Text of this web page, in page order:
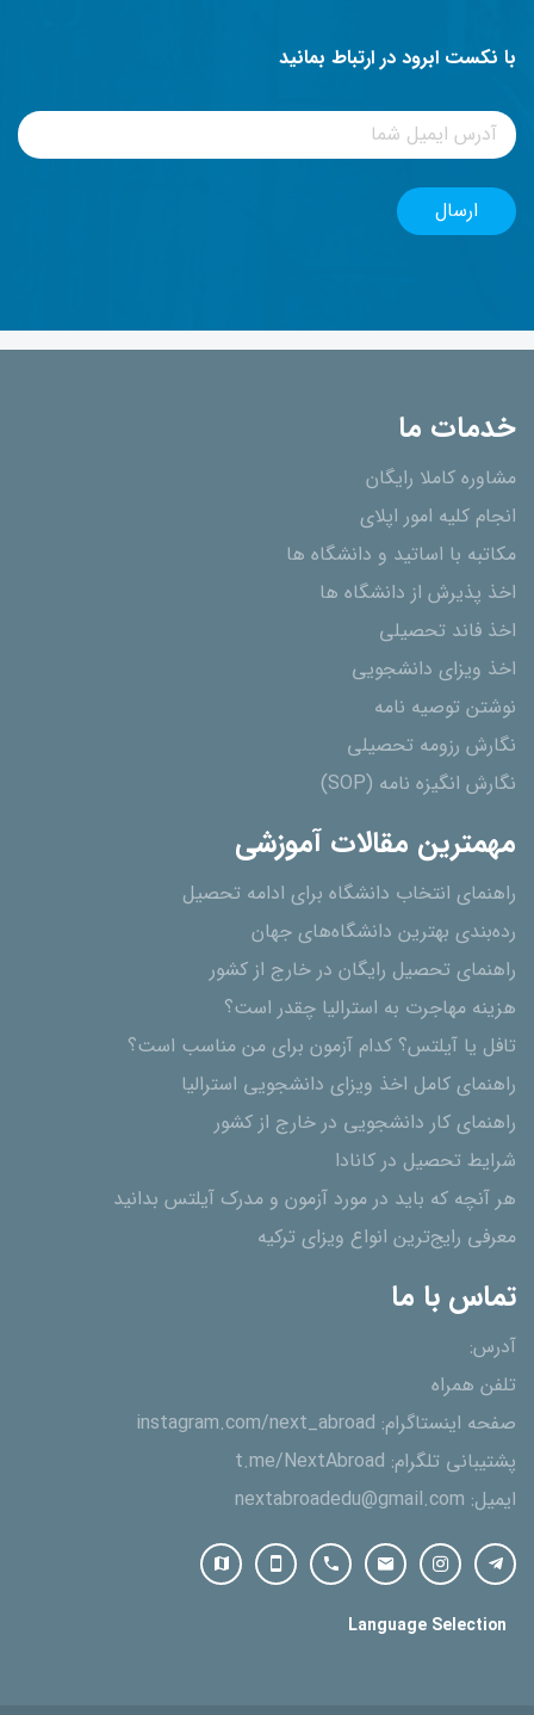
با نکست ابرود در ارتباط بمانید
خدمات ما
مشاوره کاملا رایگان
انجام کلیه امور اپلای
مکاتبه با اساتید و دانشگاه ها
اخذ پذیرش از دانشگاه ھا
اخذ فاند تحصیلی
اخذ ویزای دانشجویی
نوشتن توصیه نامه
نگارش رزومه تحصیلی
نگارش انگیزه نامه (SOP)
مهمترین مقالات آموزشی
راهنمای انتخاب دانشگاه برای ادامه تحصیل
رده‌بندی بهترین دانشگاه‌های جهان
راهنمای تحصیل رایگان در خارج از کشور
هزینه مهاجرت به استرالیا چقدر است؟
تافل یا آیلتس؟ کدام آزمون برای من مناسب است؟
راهنمای کامل اخذ ویزای دانشجویی استرالیا
راهنمای کار دانشجویی در خارج از کشور
شرایط تحصیل در کانادا
هر آنچه که باید در مورد آزمون و مدرک آیلتس بدانید
معرفی رایج‌ترین انواع ویزای ترکیه
تماس با ما
آدرس:
تلفن همراه
صفحه اینستاگرام: instagram.com/next_abroad
پشتیبانی تلگرام: t.me/NextAbroad
ایمیل: nextabroadedu@gmail.com
Language Selection